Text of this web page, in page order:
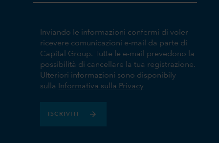
Inviando le informazioni confermi di voler
ricevere comunicazioni e-mail da parte di
Capital Group. Tutte le e-mail prevedono la
possibilità di cancellare la tua registrazione.
Ulteriori informazioni sono disponibily
sulla
Informativa sulla Privacy
ISCRIVITI